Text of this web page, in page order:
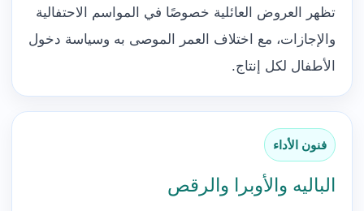
تظهر العروض العائلية خصوصًا في المواسم الاحتفالية
والإجازات، مع اختلاف العمر الموصى به وسياسة دخول
الأطفال لكل إنتاج.
فنون الأداء
الباليه والأوبرا والرقص